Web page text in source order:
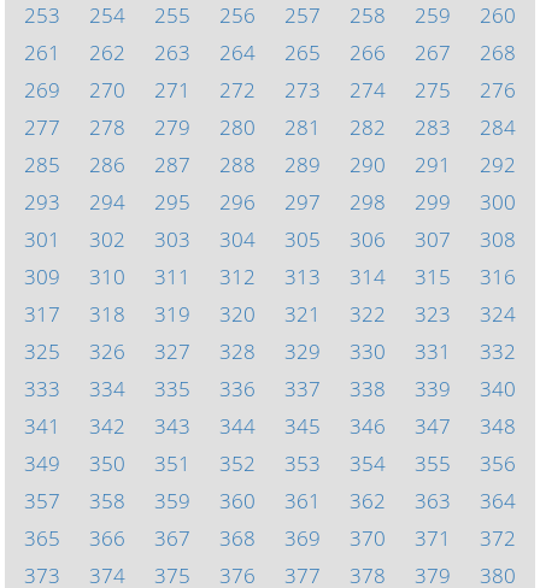
253
254 255 256 257 258 259
260
261
262 263 264 265 266 267
268
269
270 271 272 273 274 275
276
277
278 279 280 281 282 283
284
285
286 287 288 289 290 291
292
293
294 295 296 297 298 299
300
301
302 303 304 305 306 307
308
309
310 311 312 313 314 315
316
317
318 319 320 321 322 323
324
325
326 327 328 329 330 331
332
333
334 335 336 337 338 339
340
341
342 343 344 345 346 347
348
349
350 351 352 353 354 355
356
357
358 359 360 361 362 363
364
365
366 367 368 369 370 371
372
373
374 375 376 377 378 379 380